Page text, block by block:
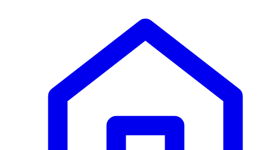
Kurumsal
Online Sipariş%20